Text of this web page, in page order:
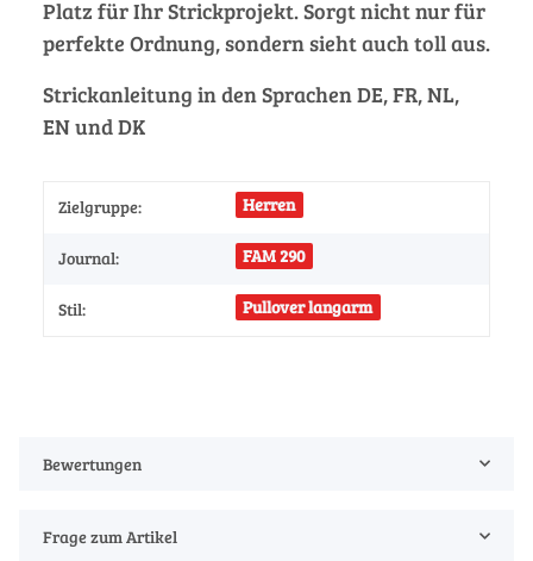
Platz für Ihr Strickprojekt. Sorgt nicht nur für
perfekte Ordnung, sondern sieht auch toll aus.
Strickanleitung in den Sprachen DE, FR, NL,
EN und DK
Zielgruppe: Herren
Journal: FAM 290
Stil: Pullover langarm
Bewertungen
Frage zum Artikel